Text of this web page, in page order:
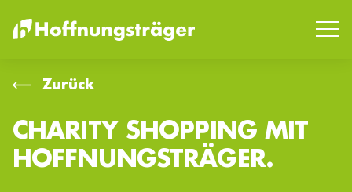
SUCHEN
Zurück
CHARITY SHOPPING MIT
HOFFNUNGSTRÄGER.